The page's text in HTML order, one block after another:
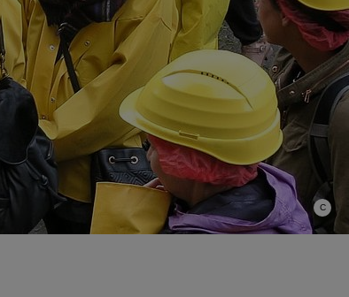
C